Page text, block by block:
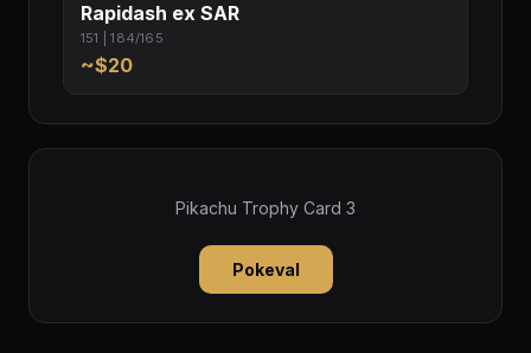
Rapidash ex SAR
151 | 184/165
~$20
Pikachu Trophy Card 3
Pokeval